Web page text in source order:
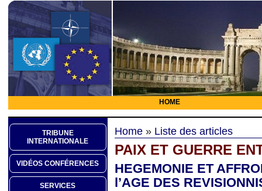
HOME
TRIBUNE
INTERNATIONALE
VIDÉOS CONFÉRENCES
SERVICES
Home » Liste des articles
PAIX ET GUERRE
HEGEMONIE ET
l’AGE DES